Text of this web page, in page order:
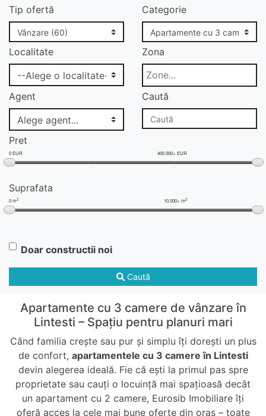
Tip ofertă Categorie
Localitate Zona
Agent Caută
Pret
0 EUR 400.000+ EUR
Suprafata
0 m2 10.000+ m2
Doar constructii noi
Caută
Apartamente cu 3 camere de vânzare în
Lintesti – Spațiu pentru planuri mari
Când familia crește sau pur și simplu îți dorești un plus
de confort, apartamentele cu 3 camere în Lintesti
devin alegerea ideală. Fie că ești la primul pas spre
proprietate sau cauți o locuință mai spațioasă decât
un apartament cu 2 camere, Eurosib Imobiliare îți
oferă acces la cele mai bune oferte din oraș – toate